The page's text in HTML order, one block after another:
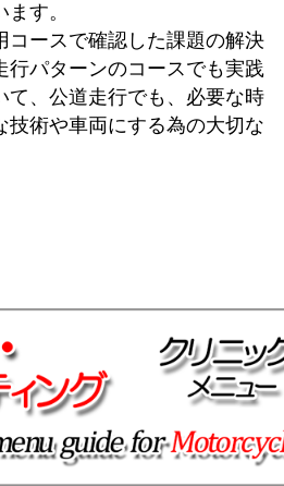
す。
コースで確認した課題の解決
行パターンのコースでも実践
て、公道走行でも、必要な時
技術や車両にする為の大切な